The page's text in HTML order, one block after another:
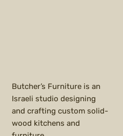
Butcher’s Furniture is an
Israeli studio designing
and crafting custom solid-
wood kitchens and